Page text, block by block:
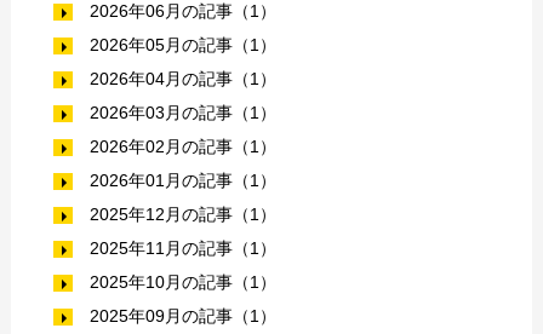
2026年06月の記事（1）
2026年05月の記事（1）
2026年04月の記事（1）
2026年03月の記事（1）
2026年02月の記事（1）
2026年01月の記事（1）
2025年12月の記事（1）
2025年11月の記事（1）
2025年10月の記事（1）
2025年09月の記事（1）